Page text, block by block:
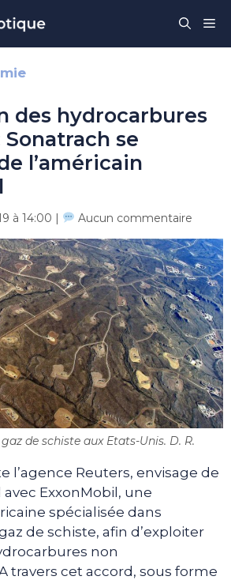
des hydrocarbures
se
l’américain
à 14:00 | Aucun commentaire
de schiste aux Etats-Unis. D. R.
l’agence Reuters, envisage de
ExxonMobil, une
spécialisée dans
de schiste, afin d’exploiter
non
travers cet accord, sous forme